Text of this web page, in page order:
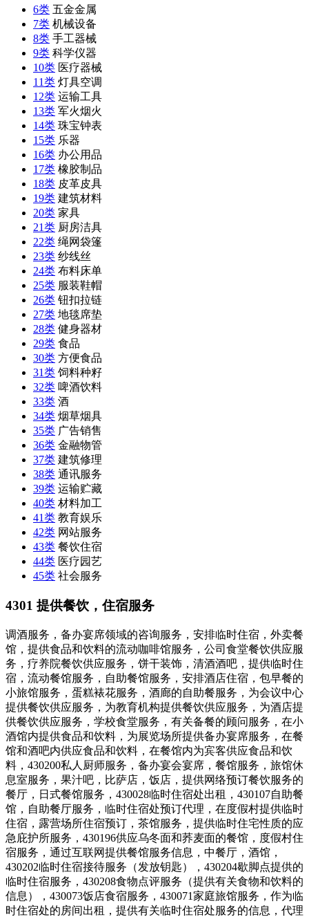
6类 五金金属
7类 机械设备
8类 手工器械
9类 科学仪器
10类 医疗器械
11类 灯具空调
12类 运输工具
13类 军火烟火
14类 珠宝钟表
15类 乐器
16类 办公用品
17类 橡胶制品
18类 皮革皮具
19类 建筑材料
20类 家具
21类 厨房洁具
22类 绳网袋篷
23类 纱线丝
24类 布料床单
25类 服装鞋帽
26类 钮扣拉链
27类 地毯席垫
28类 健身器材
29类 食品
30类 方便食品
31类 饲料种籽
32类 啤酒饮料
33类 酒
34类 烟草烟具
35类 广告销售
36类 金融物管
37类 建筑修理
38类 通讯服务
39类 运输贮藏
40类 材料加工
41类 教育娱乐
42类 网站服务
43类 餐饮住宿
44类 医疗园艺
45类 社会服务
4301 提供餐饮，住宿服务
调酒服务，备办宴席领域的咨询服务，安排临时住宿，外卖餐
馆，提供食品和饮料的流动咖啡馆服务，公司食堂餐饮供应服
务，疗养院餐饮供应服务，饼干装饰，清酒酒吧，提供临时住
宿，流动餐馆服务，自助餐馆服务，安排酒店住宿，包早餐的
小旅馆服务，蛋糕裱花服务，酒廊的自助餐服务，为会议中心
提供餐饮供应服务，为教育机构提供餐饮供应服务，为酒店提
供餐饮供应服务，学校食堂服务，有关备餐的顾问服务，在小
酒馆内提供食品和饮料，为展览场所提供备办宴席服务，在餐
馆和酒吧内供应食品和饮料，在餐馆内为宾客供应食品和饮
料，430200私人厨师服务，备办宴会宴席，餐馆服务，旅馆休
息室服务，果汁吧，比萨店，饭店，提供网络预订餐饮服务的
餐厅，日式餐馆服务，430028临时住宿处出租，430107自助餐
馆，自助餐厅服务，临时住宿处预订代理，在度假村提供临时
住宿，露营场所住宿预订，茶馆服务，提供临时住宅性质的应
急庇护所服务，430196供应乌冬面和荞麦面的餐馆，度假村住
宿服务，通过互联网提供餐馆服务信息，中餐厅，酒馆，
430202临时住宿接待服务（发放钥匙），430204歇脚点提供的
临时住宿服务，430208食物点评服务（提供有关食物和饮料的
信息），430073饭店食宿服务，430071家庭旅馆服务，作为临
时住宿处的房间出租，提供有关临时住宿处服务的信息，代理